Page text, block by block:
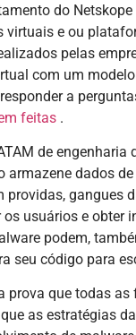
do
virtuais e ou
pelas
com um
a
feitas .
de
armazene dados
providas, gangues
usuários e obter
podem,
seu código para
prova que todas
as estratégias